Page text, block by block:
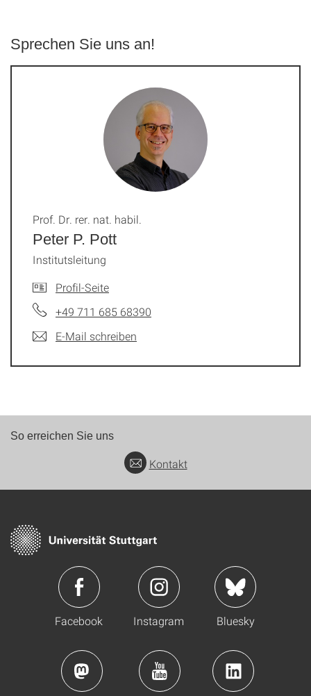
Sprechen Sie uns an!
Peter P. Pott
Prof. Dr. rer. nat. habil.
Institutsleitung
Profil-Seite
+49 711 685 68390
E-Mail schreiben
So erreichen Sie uns
Kontakt
Facebook Instagram Bluesky